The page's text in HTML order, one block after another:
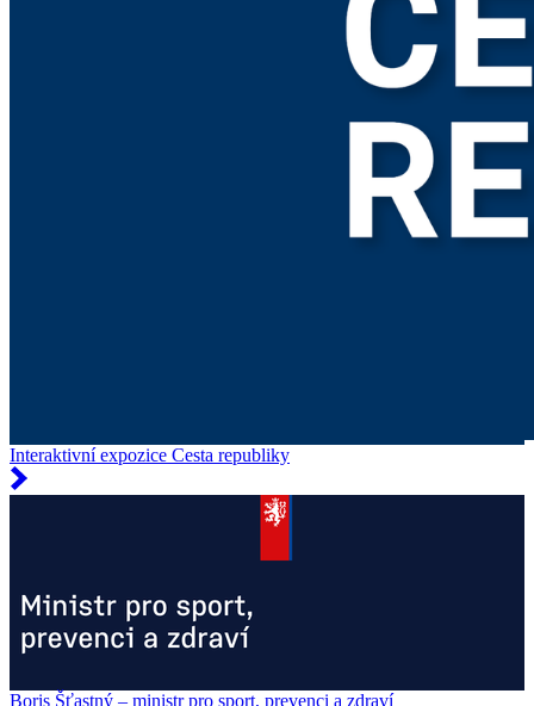
Interaktivní expozice Cesta republiky
Boris Šťastný – ministr pro sport, prevenci a zdraví